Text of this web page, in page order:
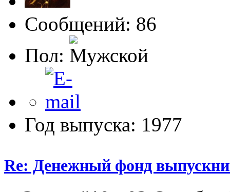
Сообщений: 86
Пол:
Год выпуска: 1977
Re: Денежный фонд